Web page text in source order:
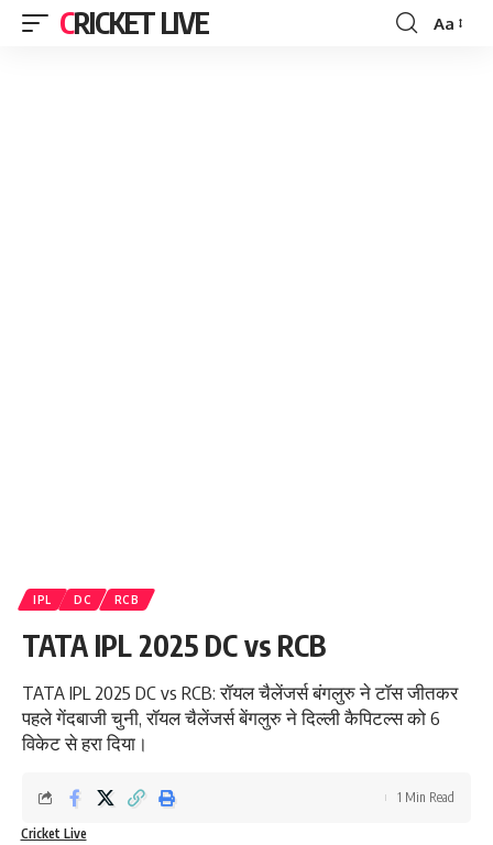
CRICKET LIVE
Font
Aa
IPL DC RCB
TATA IPL 2025 DC vs RCB
TATA IPL 2025 DC vs RCB: रॉयल चैलेंजर्स बंगलुरु ने टॉस जीतकर
पहले गेंदबाजी चुनी, रॉयल चैलेंजर्स बेंगलुरु ने दिल्ली कैपिटल्स को 6
विकेट से हरा दिया।
Cricket Live
1 Min Read